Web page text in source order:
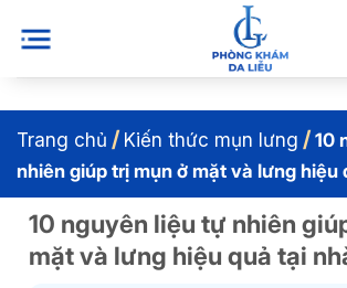
qua
Trang chủ / Kiến thức mụn lưng /10
nhiên giúp trị mụn ở mặt và lưng hiệu
10 nguyên liệu tự nhiên
mặt và lưng hiệu quả tại